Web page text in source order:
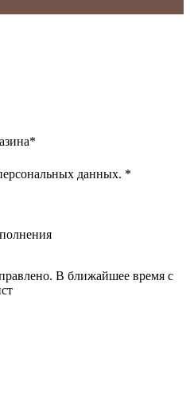
*
данных. *
В ближайшее время с